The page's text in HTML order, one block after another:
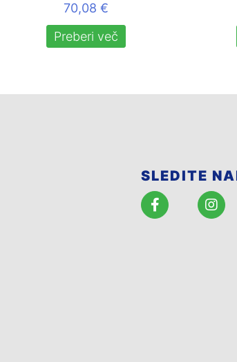
70,08 €
Preberi več
SLEDITE